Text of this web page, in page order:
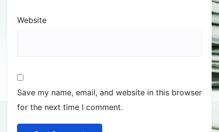
Website
Save my name, email, and website in this browser
for the next time I comment.